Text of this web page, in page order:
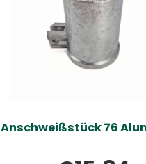
Anschweißstück 76